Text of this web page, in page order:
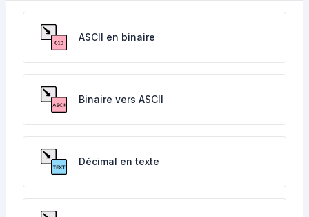
ASCII en binaire
Binaire vers ASCII
Décimal en texte